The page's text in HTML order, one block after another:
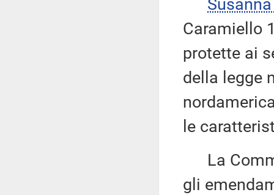
Caramiello
protette ai
della legge
le
La
gli